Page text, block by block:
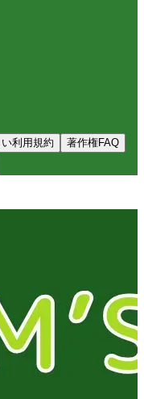
利用規約
著作権FAQ